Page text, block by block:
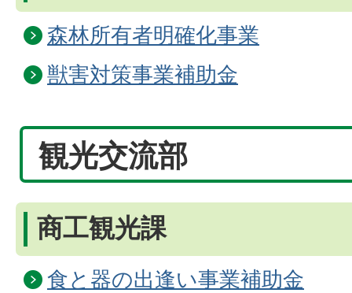
森林所有者明確化事業
獣害対策事業補助金
観光交流部
商工観光課
食と器の出逢い事業補助金